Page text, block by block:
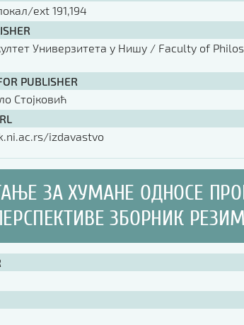
ext 191,194
Универзитета у Нишу / Faculty of
PUBLISHER
Стојковић
izdavastvo
ЗА ХУМАНЕ ОДНОСЕ
ЗБОРНИК